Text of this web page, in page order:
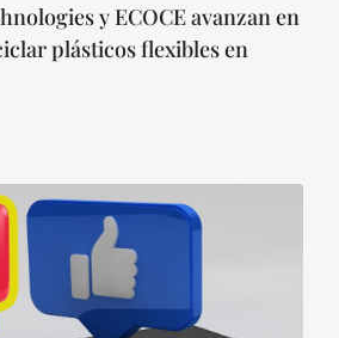
y ECOCE avanzan en
plásticos flexibles en